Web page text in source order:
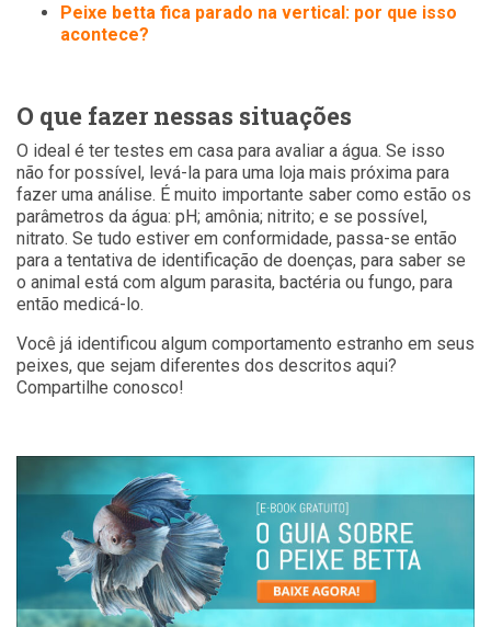
Peixe betta fica parado na vertical: por que isso
acontece?
O que fazer nessas situações
O ideal é ter testes em casa para avaliar a água. Se isso
não for possível, levá-la para uma loja mais próxima para
fazer uma análise. É muito importante saber como estão os
parâmetros da água: pH; amônia; nitrito; e se possível,
nitrato. Se tudo estiver em conformidade, passa-se então
para a tentativa de identificação de doenças, para saber se
o animal está com algum parasita, bactéria ou fungo, para
então medicá-lo.
Você já identificou algum comportamento estranho em seus
peixes, que sejam diferentes dos descritos aqui?
Compartilhe conosco!